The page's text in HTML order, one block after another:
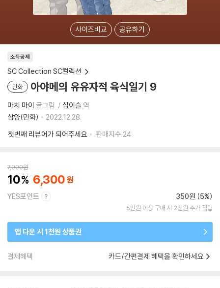
사이즈비교 공유하기
소득공제
SC Collection SC컬렉션
만화 아야메의 유유자적 육식일기 9
마치 마이 글그림 심이슬 역
삼양(만화)
2022.12.28.
첫번째 리뷰어가 되어주세요
판매지수 24
7,000원
10 6,300
YES포인트 350원 (5%)
5만원 이상 구매 시 2천원 추가 적립
앱 다운 시 1천원 상품권
결제혜택 카드/간편결제 혜택을 확인하세요